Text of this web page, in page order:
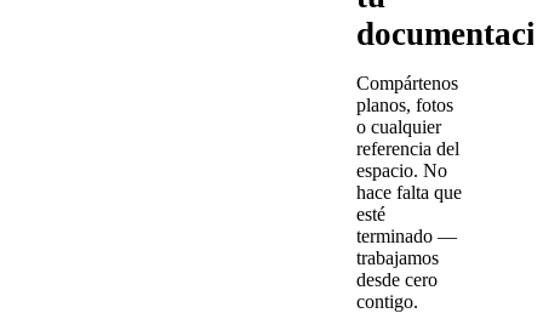
Compártenos
planos, fotos
o cualquier
referencia del
espacio. No
hace falta que
esté
terminado —
trabajamos
desde cero
contigo.